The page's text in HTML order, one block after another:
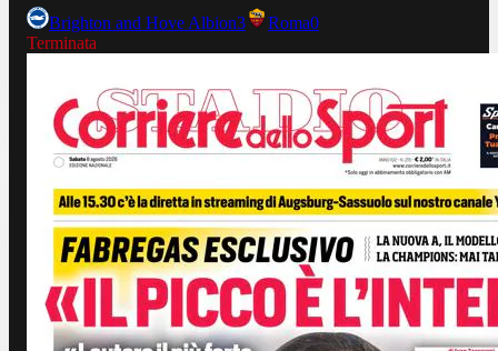
Brighton and Hove Albion3 Roma0
Terminata